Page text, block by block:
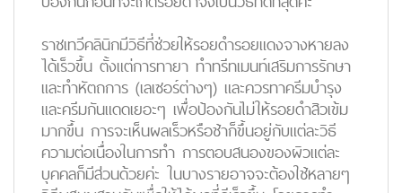
ราชเทวีคลินิกมีวิธีที่ช่วยให้รอยดำรอยแดงจางหายลง
ได้เร็วขึ้น ตั้งแต่การทายา ทำทรีทเมนท์เสริมการรักษา
และทำหัตถการ (เลเซอร์ต่างๆ) และควรทาครีมบำรุง
และครีมกันแดดเยอะๆ เพื่อป้องกันไม่ให้รอยดำสิวเข้ม
มากขึ้น การจะเห็นผลเร็วหรือช้าก็ขึ้นอยู่กับแต่ละวิธี
ความต่อเนื่องในการทำ การตอบสนองของผิวแต่ละ
บุคคลก็มีส่วนด้วยค่ะ ในบางรายอาจจะต้องใช้หลายๆ